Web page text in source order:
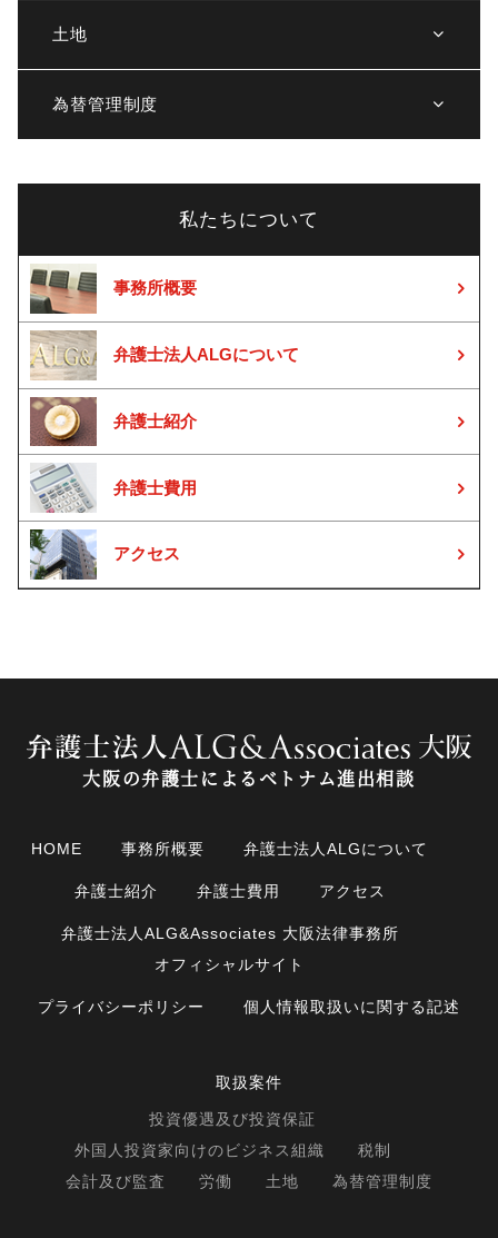
土地
為替管理制度
私たちについて
事務所概要
弁護士法人ALGについて
弁護士紹介
弁護士費用
アクセス
大阪の弁護士によるベトナム進出相談
HOME 事務所概要 弁護士法人ALGについて
弁護士紹介 弁護士費用 アクセス
弁護士法人ALG&Associates 大阪法律事務所
オフィシャルサイト
プライバシーポリシー 個人情報取扱いに関する記述
取扱案件
投資優遇及び投資保証
外国人投資家向けのビジネス組織
税制
会計及び監査
労働 土地 為替管理制度